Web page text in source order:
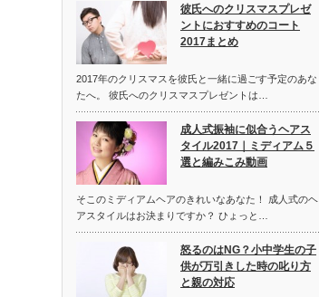
彼氏へのクリスマスプレゼ
ントにおすすめのコート
2017まとめ
2017年のクリスマスを彼氏と一緒に過ごす予定のあな
たへ。 彼氏へのクリスマスプレゼントは…
成人式振袖に似合うヘアス
タイル2017｜ミディアム５
選と編みこみ動画
そこのミディアムヘアのきれいなあなた！ 成人式のヘ
アスタイルはお決まりですか？ ひょっと…
怒るのはNG？小中学生の子
供が万引きした時の叱り方
と親の対応